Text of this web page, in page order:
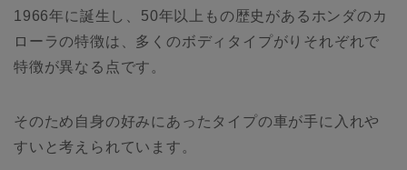
1966年に誕生し、50年以上もの歴史があるホンダのカ
ローラの特徴は、多くのボディタイプがりそれぞれで
特徴が異なる点です。
そのため自身の好みにあったタイプの車が手に入れや
すいと考えられています。